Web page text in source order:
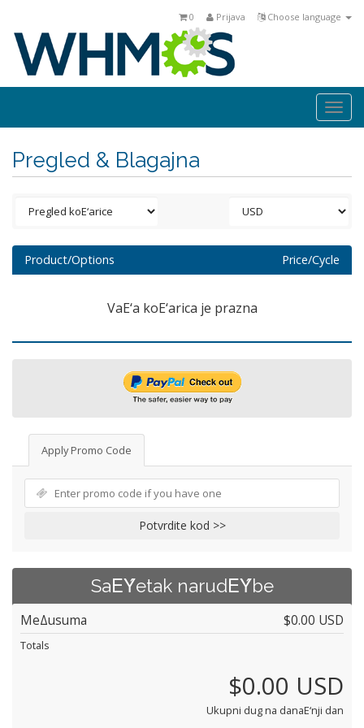
Choose language
Prijava
0
Pregled & Blagajna
Product/Options Price/Cycle
VaΕ‘a koΕ‘arica je prazna
Apply Promo Code
Potvrdite kod >>
SaΕΎetak narudΕΎbe
MeΔusuma $0.00 USD
Totals
$0.00 USD
Ukupni dug na danaΕ‘nji dan